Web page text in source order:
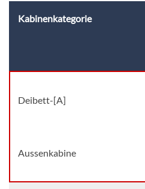
Kabinenkategorie
Deibett-[A]
Aussenkabine